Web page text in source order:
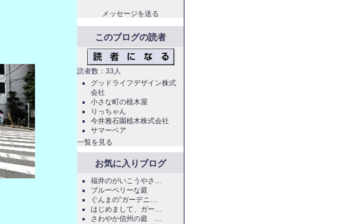
メッセージを送る
このブログの読者
読者数：33人
グッドライフデザイン株式
会社
小さな町の植木屋
りっちゃん
今井雅石園植木株式会社
サマーベア
一覧を見る
お気に入りブログ
福井のがいこうやさ…
ブルーベリーな庭
ぐんまの”ガーデニ…
はじめまして、ガー…
さわやか信州の庭 …